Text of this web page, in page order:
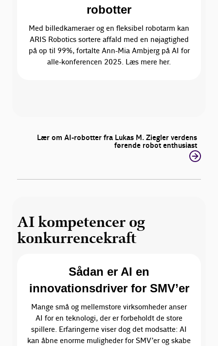
robotter
Med billedkameraer og en fleksibel robotarm kan
ARIS Robotics sortere affald med en nøjagtighed
på op til 99%, fortalte Ann-Mia Ambjerg på AI for
alle-konferencen 2025. Læs mere her.
Lær om AI-robotter fra Lukas M. Ziegler verdens
førende robot enthusiast
AI kompetencer og
konkurrencekraft
Sådan er AI en
innovationsdriver for SMV’er
Mange små og mellemstore virksomheder anser
AI for en teknologi, der er forbeholdt de store
spillere. Erfaringerne viser dog det modsatte: AI
kan åbne enorme muligheder for SMV’er og skabe